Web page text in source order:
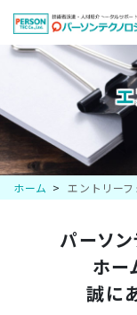
ホーム エントリーフ
パーソ
ホー
誠に